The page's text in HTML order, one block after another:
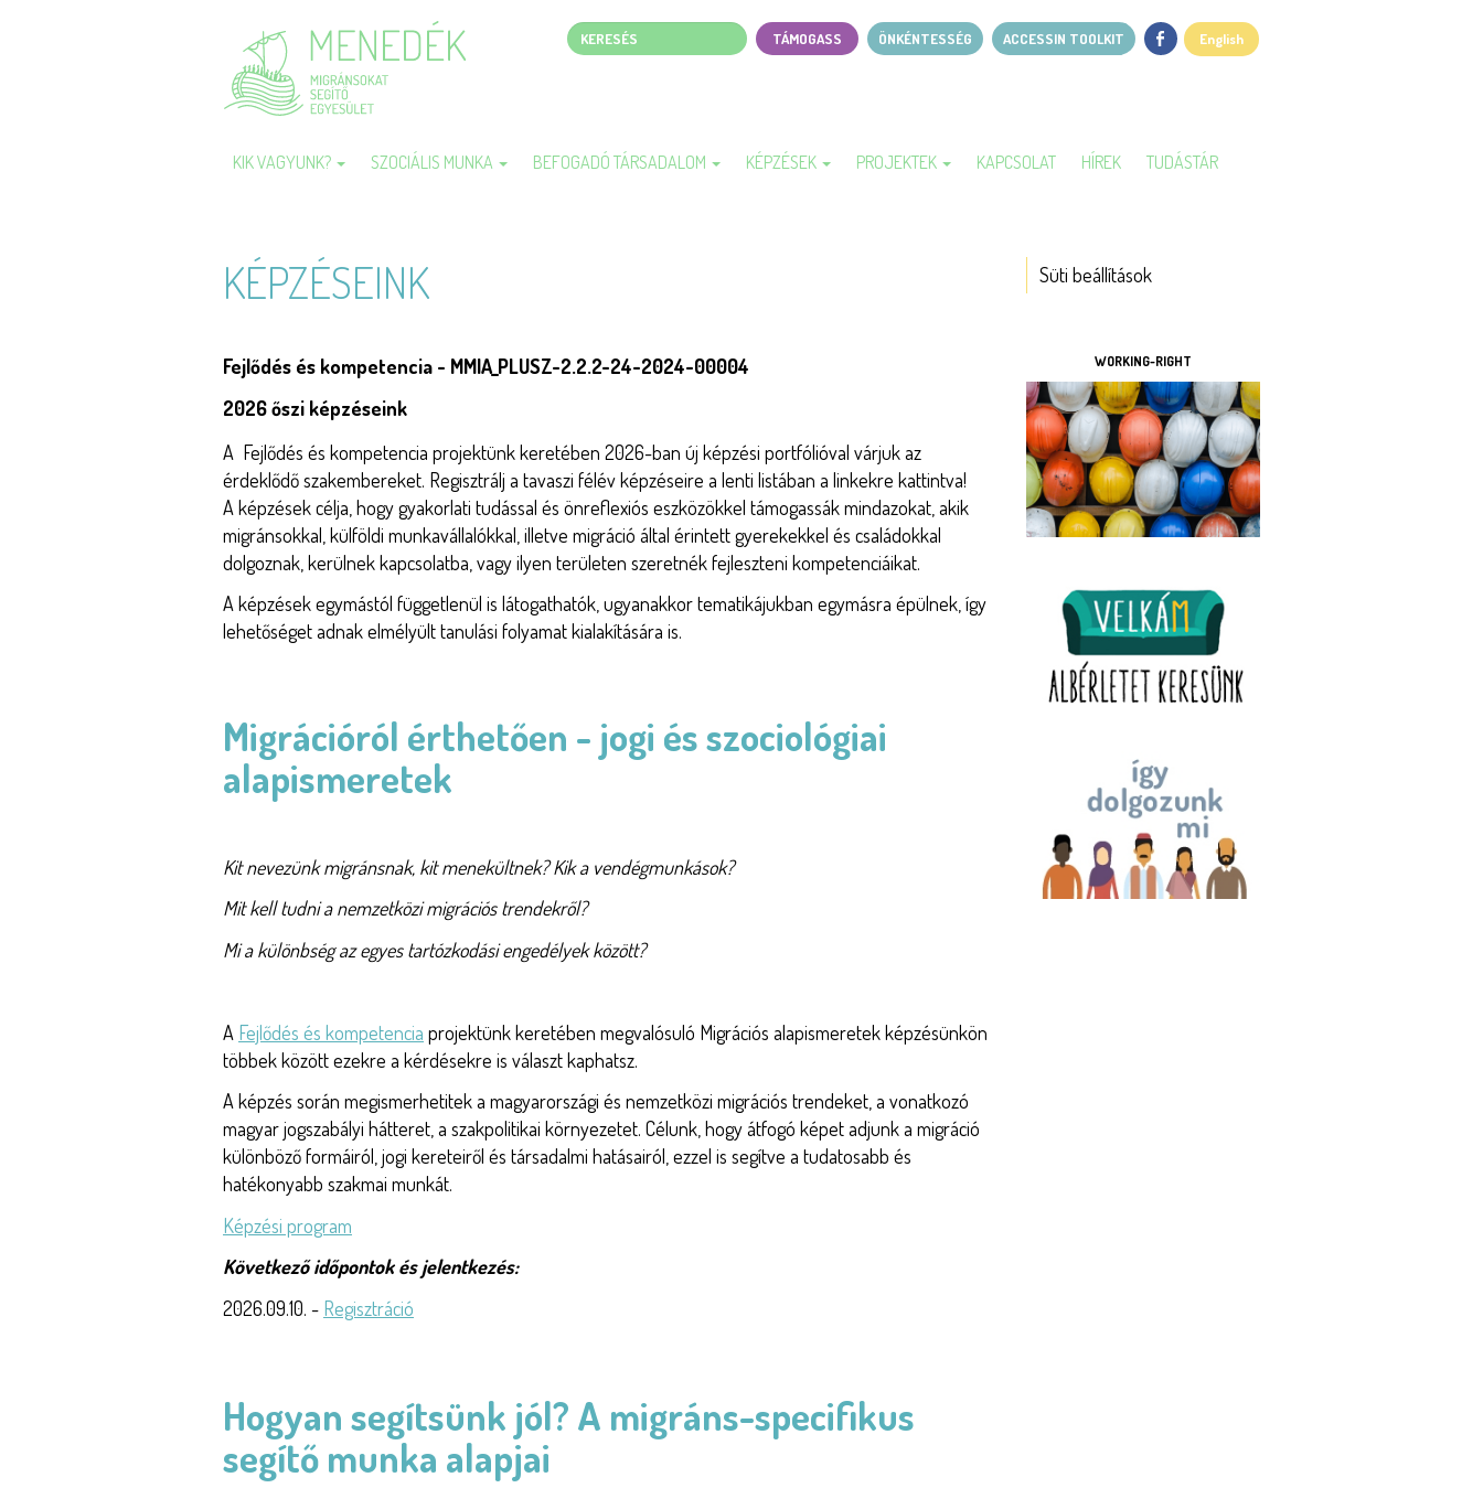
Keresés
Page
menu
TÁMOGASS ÖNKÉNTESSÉG ACCESSIN TOOLKIT English
KIK VAGYUNK? SZOCIÁLIS MUNKA BEFOGADÓ TÁRSADALOM KÉPZÉSEK PROJEKTEK KAPCSOLAT HÍREK TUDÁSTÁR
KÉPZÉSEINK
Fejlődés és kompetencia - MMIA_PLUSZ-2.2.2-24-2024-00004
2026 őszi képzéseink
A Fejlődés és kompetencia projektünk keretében 2026-ban új képzési portfólióval várjuk az
érdeklődő szakembereket. Regisztrálj a tavaszi félév képzéseire a lenti listában a linkekre kattintva!
A képzések célja, hogy gyakorlati tudással és önreflexiós eszközökkel támogassák mindazokat, akik
migránsokkal, külföldi munkavállalókkal, illetve migráció által érintett gyerekekkel és családokkal
dolgoznak, kerülnek kapcsolatba, vagy ilyen területen szeretnék fejleszteni kompetenciáikat.
A képzések egymástól függetlenül is látogathatók, ugyanakkor tematikájukban egymásra épülnek, így
lehetőséget adnak elmélyült tanulási folyamat kialakítására is.
Migrációról érthetően - jogi és szociológiai
alapismeretek
Kit nevezünk migránsnak, kit menekültnek? Kik a vendégmunkások?
Mit kell tudni a nemzetközi migrációs trendekről?
Mi a különbség az egyes tartózkodási engedélyek között?
A Fejlődés és kompetencia projektünk keretében megvalósuló Migrációs alapismeretek képzésünkön
többek között ezekre a kérdésekre is választ kaphatsz.
A képzés során megismerhetitek a magyarországi és nemzetközi migrációs trendeket, a vonatkozó
magyar jogszabályi hátteret, a szakpolitikai környezetet. Célunk, hogy átfogó képet adjunk a migráció
különböző formáiról, jogi kereteiről és társadalmi hatásairól, ezzel is segítve a tudatosabb és
hatékonyabb szakmai munkát.
Képzési program
Következő időpontok és jelentkezés:
2026.09.10. - Regisztráció
Hogyan segítsünk jól? A migráns-specifikus
segítő munka alapjai
ESZKÖZÖK
Süti beállítások
WORKING-RIGHT